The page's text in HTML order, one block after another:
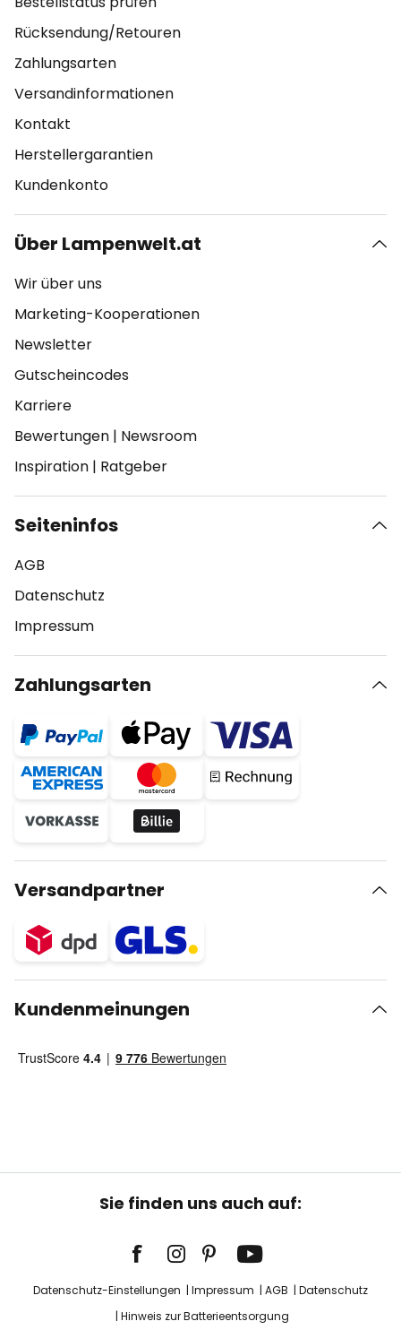
Rücksendung/Retouren
Zahlungsarten
Versandinformationen
Kontakt
Herstellergarantien
Kundenkonto
Über Lampenwelt.at
Wir über uns
Marketing-Kooperationen
Newsletter
Gutscheincodes
Karriere
Bewertungen | Newsroom
Inspiration | Ratgeber
Seiteninfos
AGB
Datenschutz
Impressum
Zahlungsarten
Versandpartner
Kundenmeinungen
Sie finden uns auch auf:
Datenschutz-Einstellungen Impressum AGB
Datenschutz
Hinweis zur Batterieentsorgung